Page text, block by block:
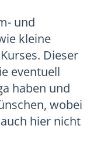
und
kleine
Dieser
eventuell
haben und
wobei
hier nicht